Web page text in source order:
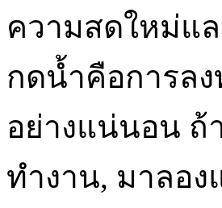
ความสดใหม่แ
กดน้ำคือการล
อย่างแน่นอน
ทำงาน, มาลอ